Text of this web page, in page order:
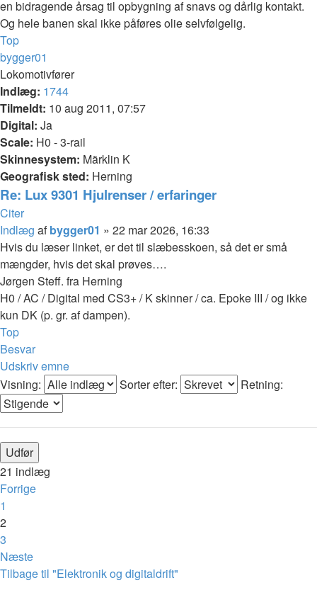
en bidragende årsag til opbygning af snavs og dårlig kontakt.
Og hele banen skal ikke påføres olie selvfølgelig.
Top
bygger01
Lokomotivfører
Indlæg: 1744
Tilmeldt: 10 aug 2011, 07:57
Digital: Ja
Scale: H0 - 3-rail
Skinnesystem: Märklin K
Geografisk sted: Herning
Re: Lux 9301 Hjulrenser / erfaringer
Citer
Indlæg afbygger01 » 22 mar 2026, 16:33
Hvis du læser linket, er det til slæbesskoen, så det er små
mængder, hvis det skal prøves….
Jørgen Steff. fra Herning
H0 / AC / Digital med CS3+ / K skinner / ca. Epoke III / og ikke
kun DK (p. gr. af dampen).
Top
Besvar
Udskriv emne
Visning:
Sorter efter: Retning:
21 indlæg
Forrige
1
2
3
Næste
Tilbage til "Elektronik og digitaldrift"